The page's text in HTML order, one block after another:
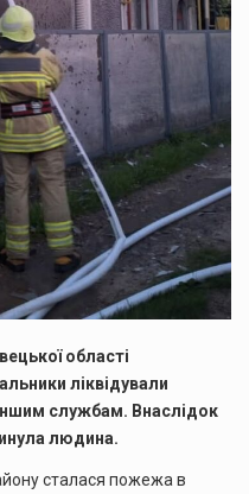
області
ліквідували
службам. Внаслідок
людина.
сталася пожежа в